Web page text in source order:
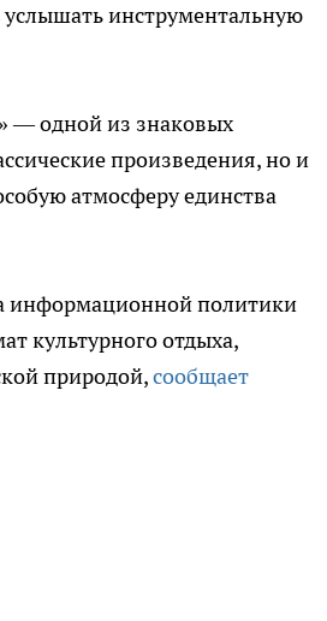
инструментальную
— одной из знаковых
произведения, но и
атмосферу единства
информационной политики
культурного отдыха,
природой,сообщает